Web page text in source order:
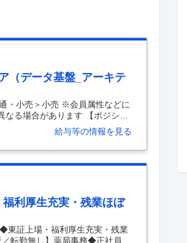
（データ基盤_アーキテ
・小売＞小売 ※会員属性などに
る場合があります 【ポジショ
し、デジタルマーケティングに
減を実現することを目的とし
・自動化し、グループ全体のデ
給与等の情報を見る
利厚生充実・残業ほぼ
東証上場・福利厚生充実・残業
転勤無し】薬局事務◆正社員◆